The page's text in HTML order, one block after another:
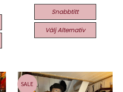
Snabbtitt
Välj Alternativ
SALE